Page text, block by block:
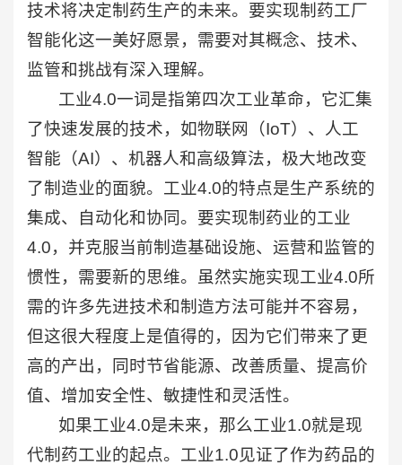
技术将决定制药生产的未来。要实现制药工厂
智能化这一美好愿景，需要对其概念、技术、
监管和挑战有深入理解。
工业4.0一词是指第四次工业革命，它汇集
了快速发展的技术，如物联网（IoT）、人工
智能（AI）、机器人和高级算法，极大地改变
了制造业的面貌。工业4.0的特点是生产系统的
集成、自动化和协同。要实现制药业的工业
4.0，并克服当前制造基础设施、运营和监管的
惯性，需要新的思维。虽然实施实现工业4.0所
需的许多先进技术和制造方法可能并不容易，
但这很大程度上是值得的，因为它们带来了更
高的产出，同时节省能源、改善质量、提高价
值、增加安全性、敏捷性和灵活性。
如果工业4.0是未来，那么工业1.0就是现
代制药工业的起点。工业1.0见证了作为药品的